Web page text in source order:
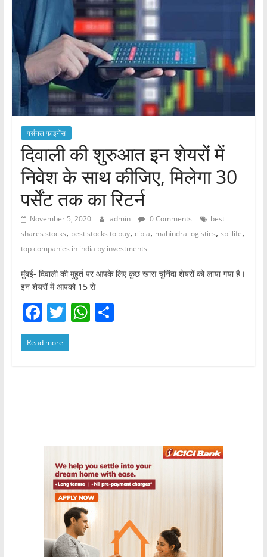
पर्सनल फाइनेंस
दिवाली की शुरुआत इन शेयरों में
निवेश के साथ कीजिए, मिलेगा 30
पर्सेंट तक का रिटर्न
November 5, 2020 admin 0 Comments
best
shares stocks, best stocks to buy, cipla, mahindra logistics, sbi life,
top companies in india by investments
मुंबई- दिवाली की मुहुर्त पर आपके लिए कुछ खास चुनिंदा शेयरों को लाया गया है।
इन शेयरों में आपको 15 से
F
a
c
k
T
w
itt
W S
Read more